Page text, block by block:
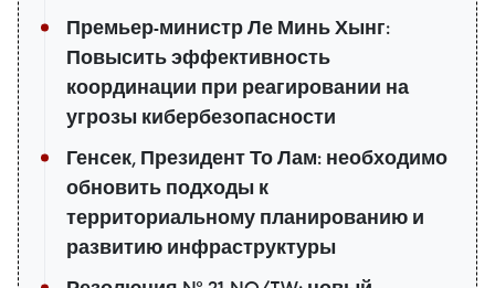
Премьер-министр Ле Минь Хынг:
Повысить эффективность
координации при реагировании на
угрозы кибербезопасности
Генсек, Президент То Лам: необходимо
обновить подходы к
территориальному планированию и
развитию инфраструктуры